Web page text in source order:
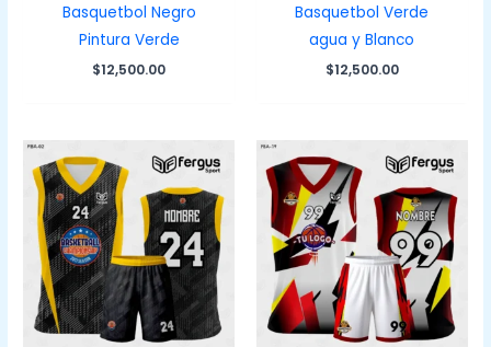
Basquetbol Negro
Pintura Verde
$12,500.00
Basquetbol Verde
agua y Blanco
$12,500.00